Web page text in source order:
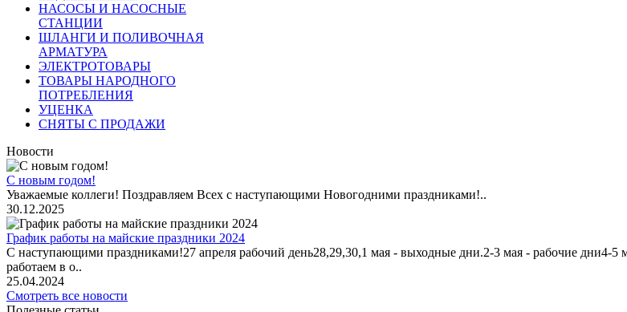
НАСОСЫ И НАСОСНЫЕ
СТАНЦИИ
ШЛАНГИ И ПОЛИВОЧНАЯ
АРМАТУРА
ЭЛЕКТРОТОВАРЫ
ТОВАРЫ НАРОДНОГО
ПОТРЕБЛЕНИЯ
УЦЕНКА
СНЯТЫ С ПРОДАЖИ
Новости
С новым годом!
Уважаемые коллеги! Поздравляем Всех с наступающими Новогодними праздниками!..
30.12.2025
График работы на майские праздники 2024
С наступающими праздниками!27 апреля рабочий день28,29,30,1 мая - выходные дни.2-3 мая - рабочие дни4-
работаем в о..
25.04.2024
Смотреть все новости